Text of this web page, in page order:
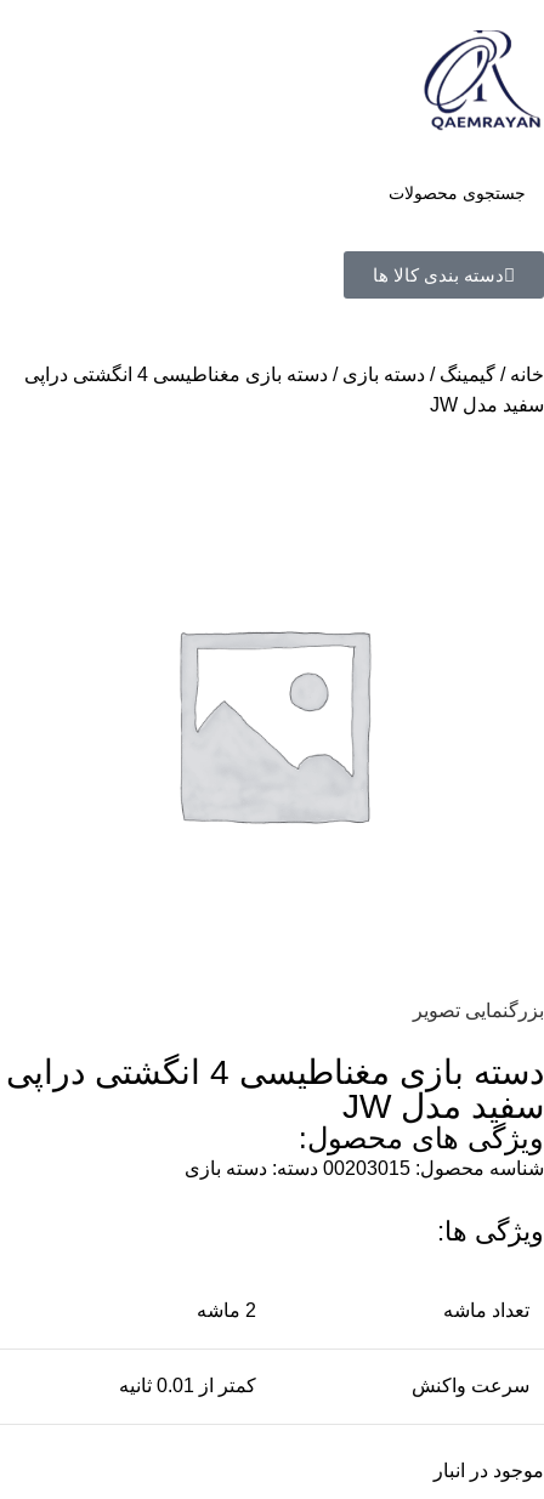
دسته بندی کالا ها
خانه گیمینگ دسته بازی
دسته بازی مغناطیسی 4 انگشتی دراپی
سفید مدل JW
بزرگنمایی تصویر
دسته بازی مغناطیسی 4 انگشتی دراپی
سفید مدل JW
ویژگی های محصول:
شناسه محصول: 00203015 دسته: دسته بازی
ویژگی ها:
تعداد ماشه 2 ماشه
سرعت واکنش کمتر از 0.01 ثانیه
موجود در انبار